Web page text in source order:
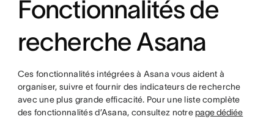
Fonctionnalités de
recherche Asana
Ces fonctionnalités intégrées à Asana vous aident à
organiser, suivre et fournir des indicateurs de recherche
avec une plus grande efficacité. Pour une liste complète
des fonctionnalités d’Asana, consultez notre page dédiée